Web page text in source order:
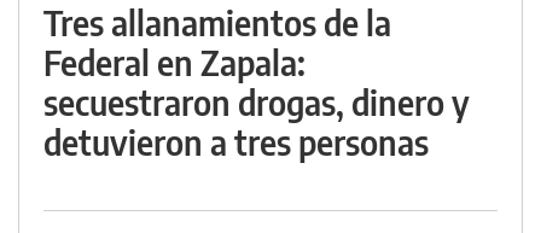
Tres allanamientos de la
Federal en Zapala:
secuestraron drogas, dinero y
detuvieron a tres personas